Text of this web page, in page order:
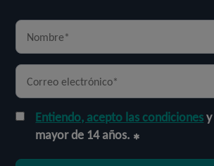
Entiendo, acepto las condiciones
mayor de 14 años.